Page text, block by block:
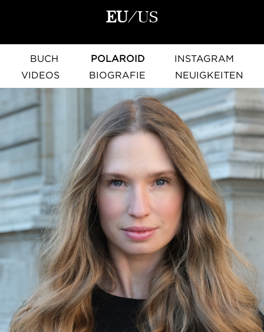
EU/US
BUCH POLAROID
INSTAGRAM
VIDEOS
BIOGRAFIE NEUIGKEITEN